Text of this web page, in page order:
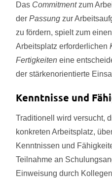
Das Commitmentzum
derPassung zur
zu fördern, spielt zum
Arbeitsplatz erforderlichen
Fertigkeiten eine
der stärkenorientierte
Kenntnisse und
Traditionell wird versucht,
konkreten Arbeitsplatz,
Kenntnissen und
Teilnahme an
Einweisung durch